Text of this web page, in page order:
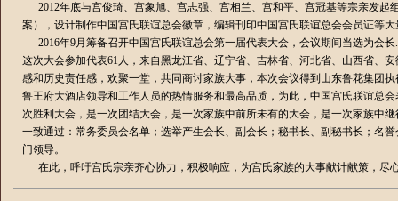
2012年底与宫俊琦、宫象旭、宫志强、宫相兰、宫和平、宫冠基等宗亲发起
案），设计制作中国宫氏联谊总会徽章，编辑刊印中国宫氏联谊总会会员证等大
2016年9月筹备召开中国宫氏联谊总会第一届代表大会，会议期间当选为会
这次大会参加代表61人，来自黑龙江省、辽宁省、吉林省、河北省、山西省、
感和历史责任感，欢聚一堂，共同商讨家族大事，本次会议得到山东鲁花集团
鲁王府大酒店领导和工作人员的热情服务和最高品质，为此，中国宫氏联谊总
次胜利大会，是一次团结大会，是一次家族中前所未有的大会，是一次家族中
一致通过：常务委员会名单；选举产生会长、副会长；秘书长、副秘书长；名
门领导。
在此，呼吁宫氏宗亲齐心协力，积极响应，为宫氏家族的大事献计献策，